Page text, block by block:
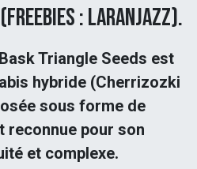
: Laranjazz).
Triangle Seeds est
hybride (Cherrizozki
sous forme de
reconnue pour son
et complexe.